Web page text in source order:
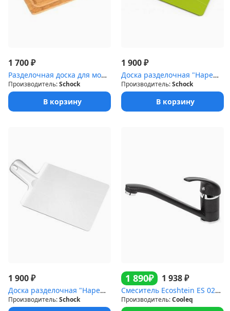
1 700₽
Разделочная доска для мойки Cambridge 60 дерево(бамбук)
Производитель:Schock
В корзину
1 900₽
Доска разделочная "Нарежь и положи" зеленая
Производитель:Schock
В корзину
1 900₽
Доска разделочная "Нарежь и положи" белая
Производитель:Schock
1 890₽ 1 938₽
Смеситель Ecoshtein ES 0200 антрацит
Производитель:Cooleq